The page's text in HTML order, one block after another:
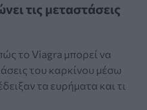
τις μεταστάσεις
το Viagra μπορεί να
του καρκίνου μέσω
τα ευρήματα και τι